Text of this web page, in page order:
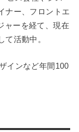
ナー、フロントエ
ャーを経て、現在
て活動中。
インなど年間100